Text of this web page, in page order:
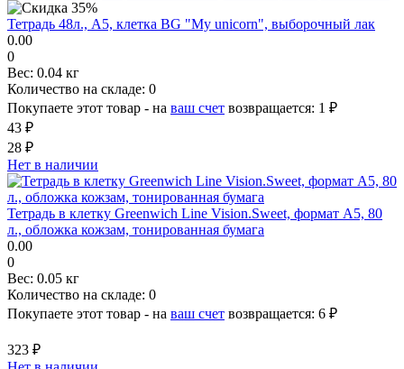
Тетрадь 48л., А5, клетка BG "My unicorn", выборочный лак
0.00
0
Вес: 0.04 кг
Количество на складе: 0
Покупаете этот товар - на ваш счет возвращается: 1 ₽
43 ₽
28 ₽
Нет в наличии
Тетрадь в клетку Greenwich Line Vision.Sweet, формат А5, 80
л., обложка кожзам, тонированная бумага
0.00
0
Вес: 0.05 кг
Количество на складе: 0
Покупаете этот товар - на ваш счет возвращается: 6 ₽
323 ₽